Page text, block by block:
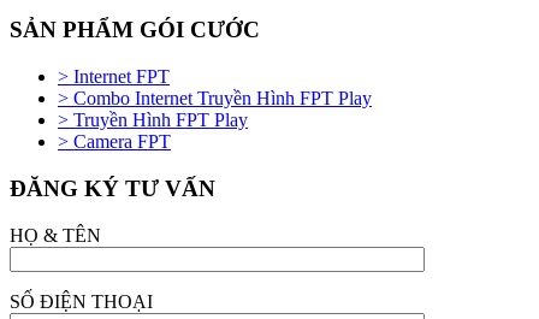
SẢN PHẨM GÓI CƯỚC
> Internet FPT
> Combo Internet Truyền Hình FPT Play
> Truyền Hình FPT Play
> Camera FPT
ĐĂNG KÝ TƯ VẤN
HỌ & TÊN
SỐ ĐIỆN THOẠI